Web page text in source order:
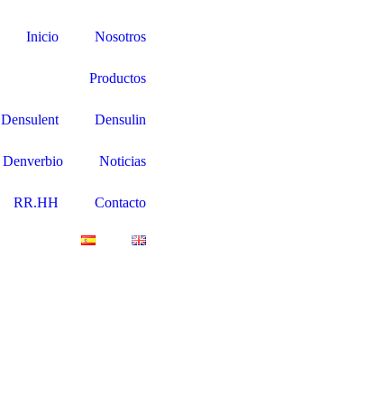
Inicio Nosotros
Productos
Densulent Densulin
Denverbio Noticias
RR.HH Contacto